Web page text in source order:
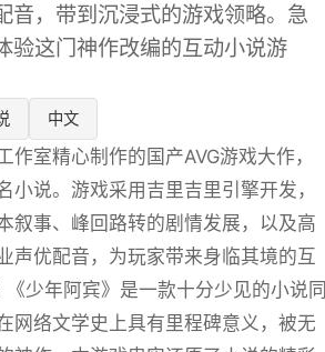
音，带到沉浸式的游戏领略。急
验这门神作改编的互动小说游
中文
作室精心制作的国产AVG游戏大作，
小说。游戏采用吉里吉里引擎开发，
叙事、峰回路转的剧情发展，以及高
声优配音，为玩家带来身临其境的互
少年阿宾》是一款十分少见的小说同
网络文学史上具有里程碑意义，被无